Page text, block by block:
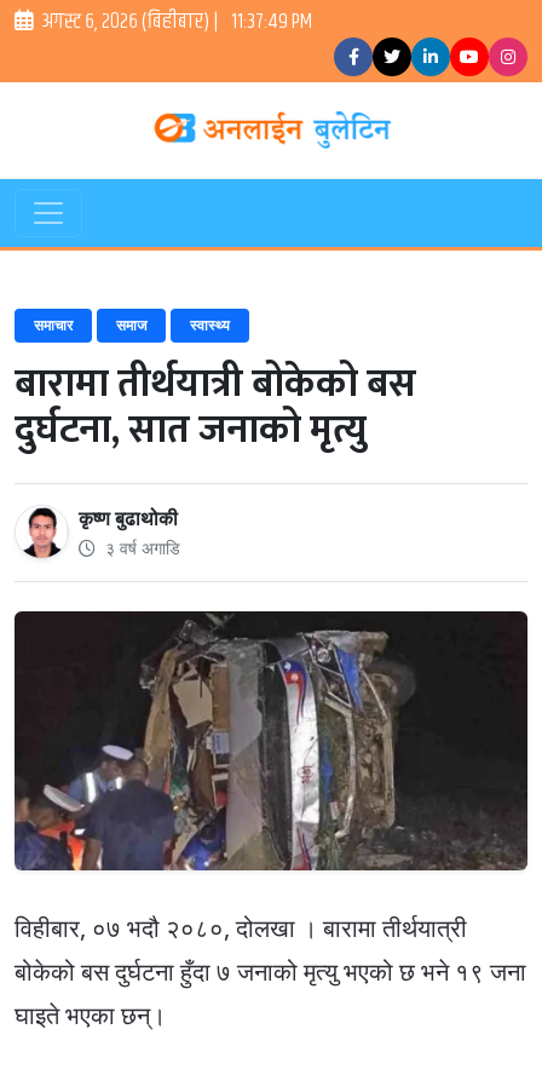
अगस्ट ६, २०२६ (बिहीबार) | 11:37:50 PM
समाचार समाज स्वास्थ्य
बारामा तीर्थयात्री बोकेको बस
दुर्घटना, सात जनाको मृत्यु
कृष्ण बुढाथोकी
३ वर्ष अगाडि
विहीबार, ०७ भदौ २०८०, दोलखा । बारामा तीर्थयात्री
बोकेको बस दुर्घटना हुँदा ७ जनाको मृत्यु भएको छ भने १९ जना
घाइते भएका छन्।